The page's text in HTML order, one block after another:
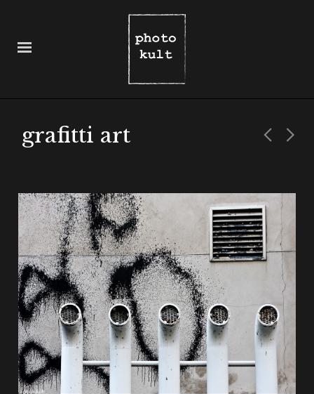
grafitti art